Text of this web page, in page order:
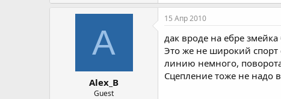
A
Alex_B
Guest
15 Апр 2010
дак вроде на ебре
Это же не широкий спорт
линию немного,
Сцепление тоже не надо